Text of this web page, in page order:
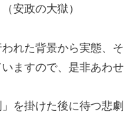
安政の大獄）
れた背景から実態、そ
ますので、是非あわせ
を掛けた後に待つ悲劇